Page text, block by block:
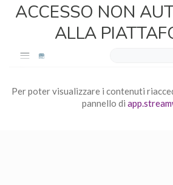
ACCESSO NON
ALLA
Per poter visualizzare i contenuti
pannello di